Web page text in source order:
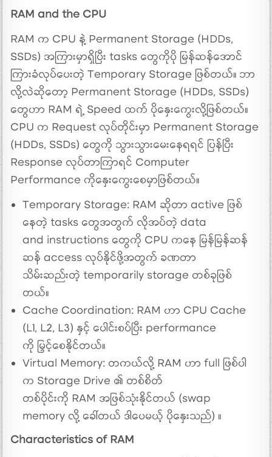
RAM and the CPU
RAM က CPU နဲ့ Permanent Storage (HDDs,
SSDs) အကြားမှာရှိပြီး tasks တွေကိုပို မြန်ဆန်အောင်
ကြားခံလုပ်ပေးတဲ့ Temporary Storage ဖြစ်တယ်။ ဘာ
လို့လဲဆိုတော့ Permanent Storage (HDDs, SSDs)
တွေဟာ RAM ရဲ့ Speed ထက် ပိုနှေးကွေးလို့ဖြစ်တယ်။
CPU က Request လုပ်တိုင်းမှာ Permanent Storage
(HDDs, SSDs) တွေကို သွားသွားမေးနေရရင် ပြန်ပြီး
Response လုပ်တာကြာရင် Computer
Performance ကိုနှေးကွေးစေမှာဖြစ်တယ်။
Temporary Storage: RAM ဆိုတာ active ဖြစ်
နေတဲ့ tasks တွေအတွက် လိုအပ်တဲ့ data
and instructions တွေကို CPU ကနေ မြန်မြန်ဆန်
ဆန် access လုပ်နိုင်ဖို့အတွက် ခဏတာ
သိမ်းဆည်းတဲ့ temporarily storage တစ်ခုဖြစ်
တယ်။
Cache Coordination: RAM ဟာ CPU Cache
(L1, L2, L3) နှင့် ပေါင်းစပ်ပြီး performance
ကို မြှင့်စေနိုင်တယ်။
Virtual Memory: တကယ်လို့ RAM ဟာ full ဖြစ်ပါ
က Storage Drive ၏ တစ်စိတ်
တစ်ပိုင်းကို RAM အဖြစ်သုံးနိုင်တယ် (swap
memory လို့ ခေါ်တယ် ဒါပေမယ့် ပိုနှေးသည်) ။
Characteristics of RAM